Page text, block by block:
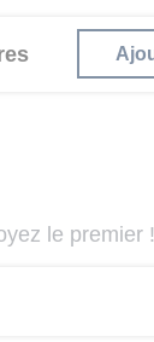
le premier !